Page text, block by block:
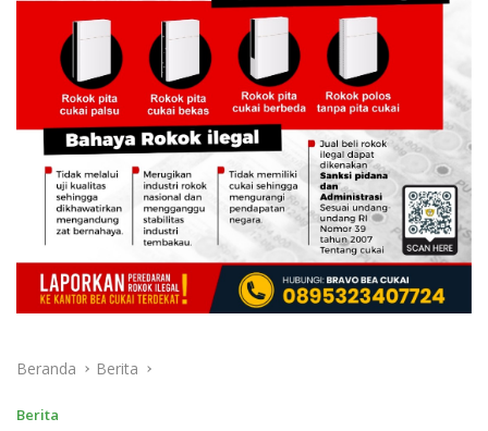
Beranda Berita
Berita